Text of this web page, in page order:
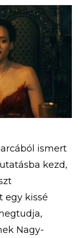
ismert
kezd,
egy kissé
Nagy-